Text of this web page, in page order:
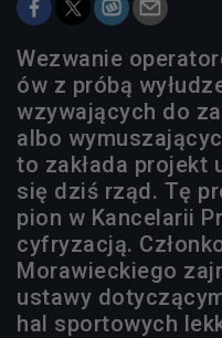
Wezwanie
ów z próbą
wzywających do
albo
to zakłada projekt
się dziś rząd. Tę
pion w Kancelarii
cyfryzacją.
Morawieckiego
ustawy
hal sportowych